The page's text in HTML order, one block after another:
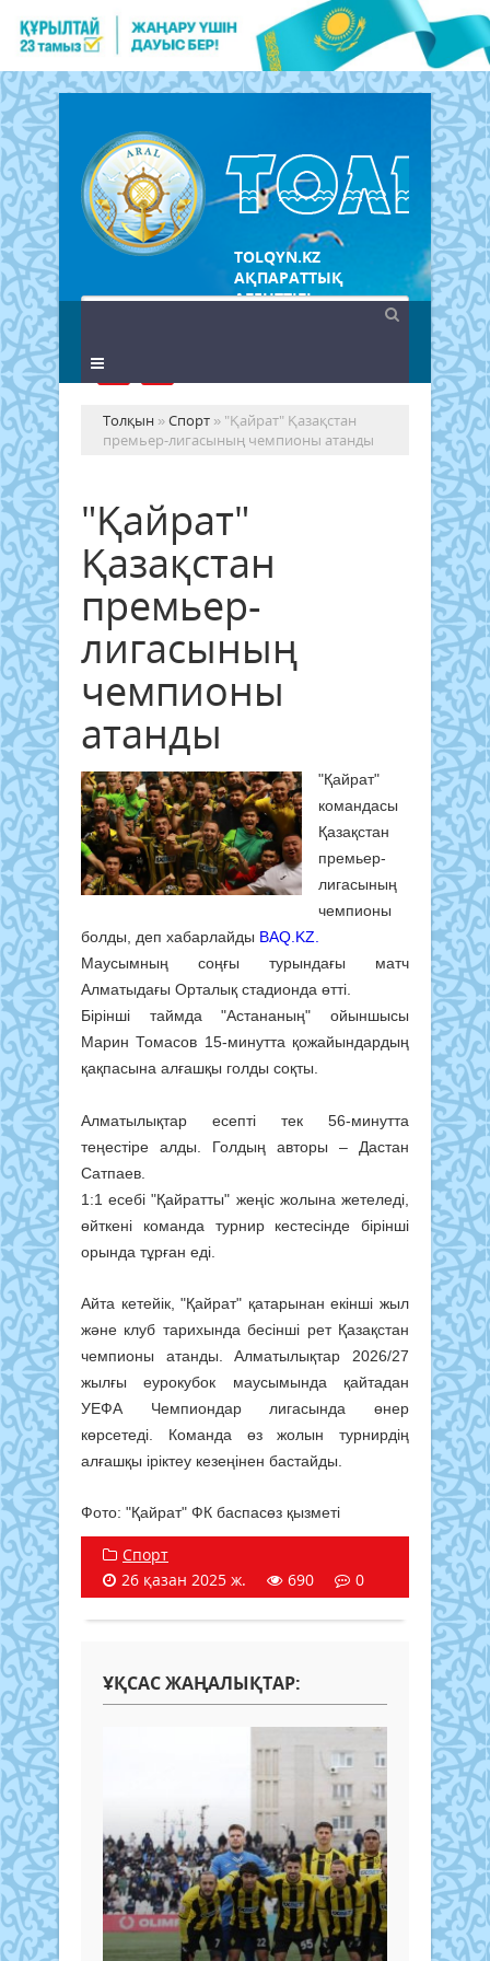
TOLQYN.KZ
АҚПАРАТТЫҚ
АГЕНТТІГІ
Толқын »Спорт » "Қайрат" Қазақстан
премьер-лигасының чемпионы атанды
"Қайрат"
Қазақстан
премьер-
лигасының
чемпионы
атанды
"Қайрат"
командасы
Қазақстан
премьер-
лигасының
чемпионы
болды, деп хабарлайды BAQ.KZ.
Маусымның соңғы турындағы матч
Алматыдағы Орталық стадионда өтті.
Бірінші таймда "Астананың" ойыншысы
Марин Томасов 15-минутта қожайындардың
қақпасына алғашқы голды соқты.
Алматылықтар есепті тек 56-минутта
теңестіре алды. Голдың авторы – Дастан
Сатпаев.
1:1 есебі "Қайратты" жеңіс жолына жетеледі,
өйткені команда турнир кестесінде бірінші
орында тұрған еді.
Айта кетейік, "Қайрат" қатарынан екінші жыл
және клуб тарихында бесінші рет Қазақстан
чемпионы атанды. Алматылықтар 2026/27
жылғы еурокубок маусымында қайтадан
УЕФА Чемпиондар лигасында өнер
көрсетеді. Команда өз жолын турнирдің
алғашқы іріктеу кезеңінен бастайды.
Фото: "Қайрат" ФК баспасөз қызметі
Спорт
26 қазан 2025 ж.
690 0
ҰҚСАС ЖАҢАЛЫҚТАР: